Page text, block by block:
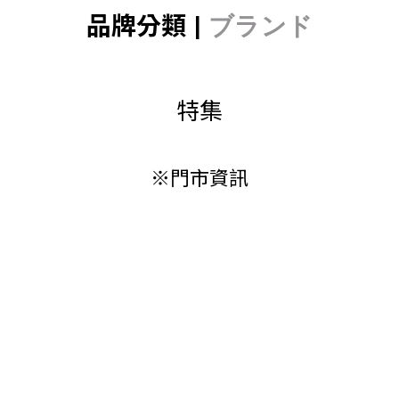
品牌分類 | ブランド
特集
※門市資訊